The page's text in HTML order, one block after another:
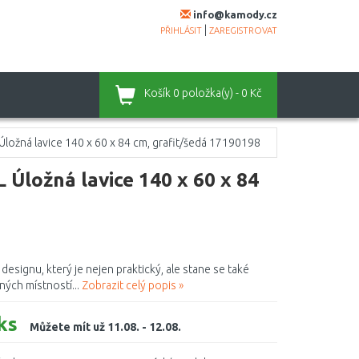
info@kamody.cz
PŘIHLÁSIT ZAREGISTROVAT
Košík 0 položka(y) - 0 Kč
Úložná lavice 140 x 60 x 84 cm, grafit/šedá 17190198
Úložná lavice 140 x 60 x 84
který je nejen praktický, ale stane se také
místností... Zobrazit celý popis »
Můžete mít už 11.08. - 12.08.